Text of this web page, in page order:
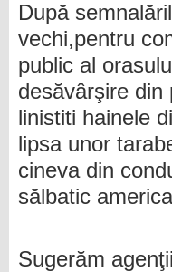
După
vechi,pentru
public al
desăvârşire
linistiti hainele
lipsa unor
cineva din
sălbatic
Sugerăm